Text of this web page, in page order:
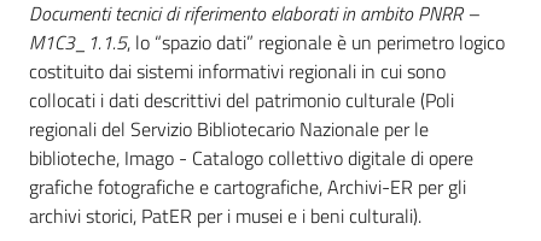
Documenti tecnici di riferimento elaborati in ambito PNRR –
M1C3_1.1.5, lo “spazio dati” regionale è un perimetro logico
costituito dai sistemi informativi regionali in cui sono
collocati i dati descrittivi del patrimonio culturale (Poli
regionali del Servizio Bibliotecario Nazionale per le
biblioteche, Imago - Catalogo collettivo digitale di opere
grafiche fotografiche e cartografiche, Archivi-ER per gli
archivi storici, PatER per i musei e i beni culturali).